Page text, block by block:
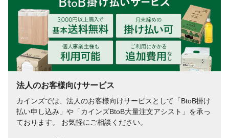
プラ
法人のお客様向けサービス
カインズでは、法人のお客様向けサービスとして「BtoB掛け
払い申し込み」や「カインズBtoB大量注文アシスト」を承っ
ております。 お気軽にご相談ください。